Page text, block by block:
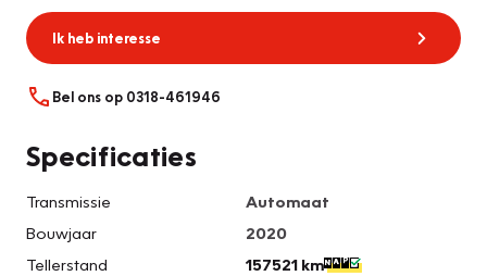
Ik heb interesse
Bel ons op 0318-461946
Specificaties
Transmissie
Automaat
Bouwjaar
2020
Tellerstand
157521 km